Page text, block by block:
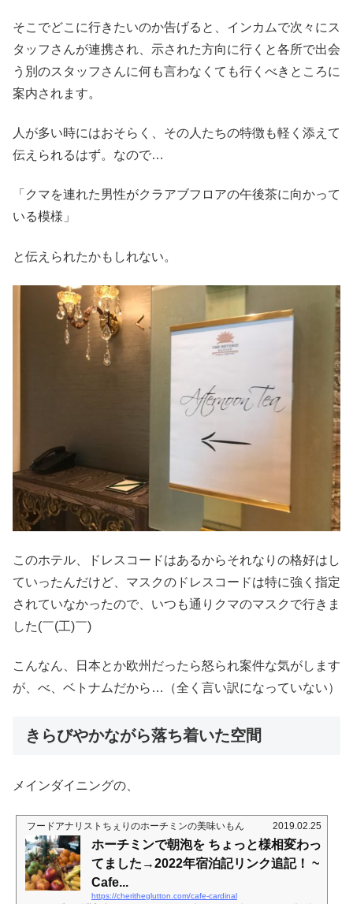
そこでどこに行きたいのか告げると、インカムで次々にス
タッフさんが連携され、示された方向に行くと各所で出会
う別のスタッフさんに何も言わなくても行くべきところに
案内されます。
人が多い時にはおそらく、その人たちの特徴も軽く添えて
伝えられるはず。なので…
「クマを連れた男性がクラアブフロアの午後茶に向かって
いる模様」
と伝えられたかもしれない。
このホテル、ドレスコードはあるからそれなりの格好はし
ていったんだけど、マスクのドレスコードは特に強く指定
されていなかったので、いつも通りクマのマスクで行きま
した(￣(工)￣)
こんなん、日本とか欧州だったら怒られ案件な気がします
が、べ、ベトナムだから…（全く言い訳になっていない）
きらびやかながら落ち着いた空間
メインダイニングの、
フードアナリストちぇりのホーチミンの美味いもん 2019.02.25
ホーチミンで朝泡を ちょっと様相変わっ
てました→2022年宿泊記リンク追記！ ~
Cafe...
https://cheritheglutton.com/cafe-cardinal